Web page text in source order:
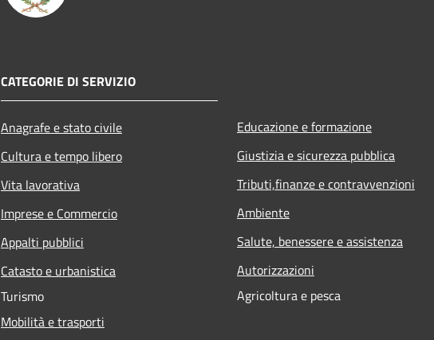
CATEGORIE DI SERVIZIO
Anagrafe e stato civile
Cultura e tempo libero
Vita lavorativa
Imprese e Commercio
Appalti pubblici
Catasto e urbanistica
Turismo
Mobilità e trasporti
Educazione e formazione
Giustizia e sicurezza pubblica
Tributi,finanze e contravvenzioni
Ambiente
Salute, benessere e assistenza
Autorizzazioni
Agricoltura e pesca